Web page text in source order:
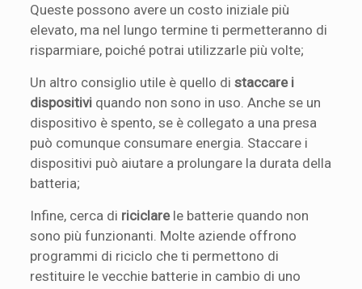
Queste possono avere un costo iniziale più
elevato, ma nel lungo termine ti permetteranno di
risparmiare, poiché potrai utilizzarle più volte;
Un altro consiglio utile è quello distaccare i
dispositivi quando non sono in uso. Anche se un
dispositivo è spento, se è collegato a una presa
può comunque consumare energia. Staccare i
dispositivi può aiutare a prolungare la durata della
batteria;
Infine, cerca di riciclarele batterie quando non
sono più funzionanti. Molte aziende offrono
programmi di riciclo che ti permettono di
restituire le vecchie batterie in cambio di uno